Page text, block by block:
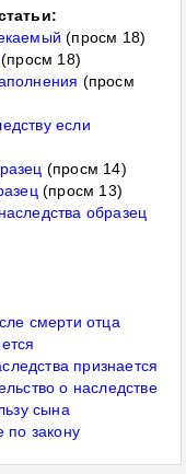
(просм 18)
18)
(просм
если
(просм 14)
(просм 13)
образец
смерти отца
признается
о наследстве
сына
по закону